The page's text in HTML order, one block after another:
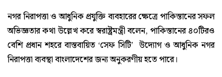
নগর নিরাপত্তা ও আধুনিক প্রযুক্তি ব্যবহারের ক্ষেত্রে পাকিস্তানের সফল
অভিজ্ঞতার কথা উল্লেখ করে স্বরাষ্ট্রমন্ত্রী বলেন, পাকিস্তানের ৪০টিরও
বেশি প্রধান শহরে বাস্তবায়িত ‘সেফ সিটি’ উদ্যোগ ও আধুনিক নগর
নিরাপত্তা ব্যবস্থা বাংলাদেশের জন্য অনুকরণীয় হতে পারে।